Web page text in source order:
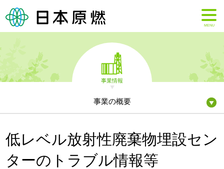
MENU
事業情報
事業の概要
低レベル放射性廃棄物埋設セン
ターのトラブル情報等